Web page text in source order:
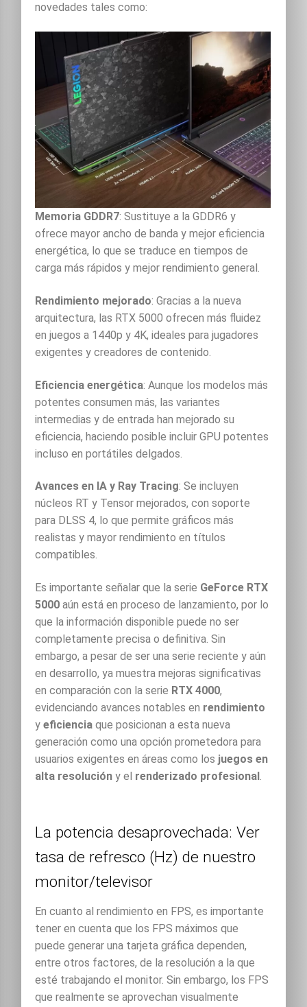
novedades tales como:
Memoria GDDR7: Sustituye a la GDDR6 y
ofrece mayor ancho de banda y mejor eficiencia
energética, lo que se traduce en tiempos de
carga más rápidos y mejor rendimiento general.
Rendimiento mejorado: Gracias a la nueva
arquitectura, las RTX 5000 ofrecen más fluidez
en juegos a 1440p y 4K, ideales para jugadores
exigentes y creadores de contenido.
Eficiencia energética: Aunque los modelos más
potentes consumen más, las variantes
intermedias y de entrada han mejorado su
eficiencia, haciendo posible incluir GPU potentes
incluso en portátiles delgados.
Avances en IA y Ray Tracing: Se incluyen
núcleos RT y Tensor mejorados, con soporte
para DLSS 4, lo que permite gráficos más
realistas y mayor rendimiento en títulos
compatibles.
Es importante señalar que la serie GeForce RTX
5000 aún está en proceso de lanzamiento, por lo
que la información disponible puede no ser
completamente precisa o definitiva. Sin
embargo, a pesar de ser una serie reciente y aún
en desarrollo, ya muestra mejoras significativas
en comparación con la serie RTX 4000,
evidenciando avances notables en rendimiento
yeficiencia que posicionan a esta nueva
generación como una opción prometedora para
usuarios exigentes en áreas como los juegos en
alta resolución y el renderizado profesional.
La potencia desaprovechada: Ver
tasa de refresco (Hz) de nuestro
monitor/televisor
En cuanto al rendimiento en FPS, es importante
tener en cuenta que los FPS máximos que
puede generar una tarjeta gráfica dependen,
entre otros factores, de la resolución a la que
esté trabajando el monitor. Sin embargo, los FPS
que realmente se aprovechan visualmente